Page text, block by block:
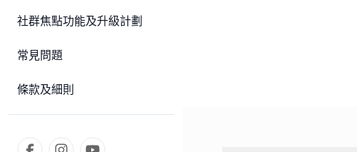
社群焦點功能及升級計劃
常見問題
條款及細則